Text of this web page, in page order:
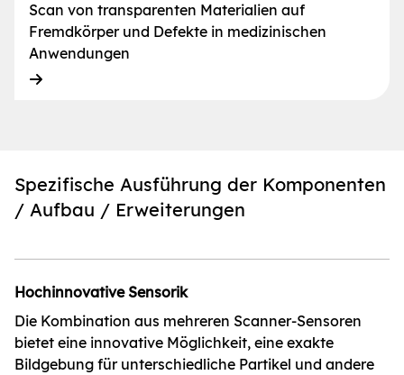
Scan von transparenten Materialien auf
Fremdkörper und Defekte in medizinischen
Anwendungen
Spezifische Ausführung der Komponenten
/ Aufbau / Erweiterungen
Hochinnovative Sensorik
Die Kombination aus mehreren Scanner-Sensoren
bietet eine innovative Möglichkeit, eine exakte
Bildgebung für unterschiedliche Partikel und andere